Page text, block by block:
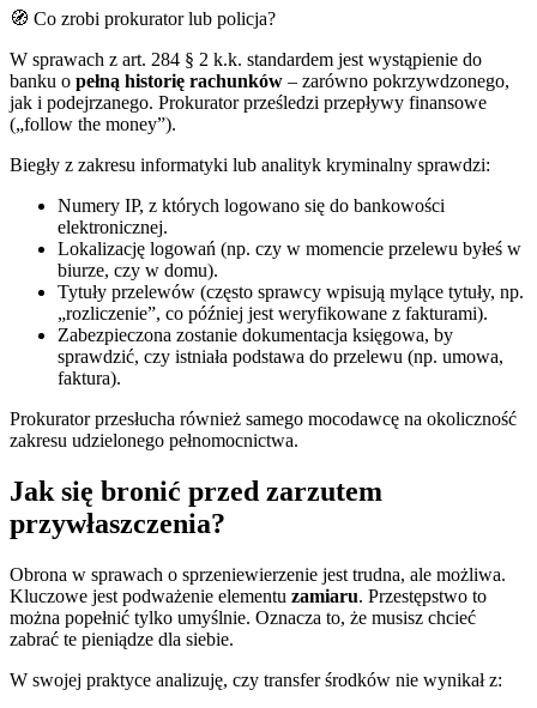
🧭 Co zrobi prokurator lub policja?
W sprawach z art. 284 § 2 k.k. standardem jest wystąpienie do
banku o pełną historię rachunków – zarówno pokrzywdzonego,
jak i podejrzanego. Prokurator prześledzi przepływy finansowe
(„follow the money”).
Biegły z zakresu informatyki lub analityk kryminalny sprawdzi:
Numery IP, z których logowano się do bankowości
elektronicznej.
Lokalizację logowań (np. czy w momencie przelewu byłeś w
biurze, czy w domu).
Tytuły przelewów (często sprawcy wpisują mylące tytuły, np.
„rozliczenie”, co później jest weryfikowane z fakturami).
Zabezpieczona zostanie dokumentacja księgowa, by
sprawdzić, czy istniała podstawa do przelewu (np. umowa,
faktura).
Prokurator przesłucha również samego mocodawcę na okoliczność
zakresu udzielonego pełnomocnictwa.
Jak się bronić przed zarzutem
przywłaszczenia?
Obrona w sprawach o sprzeniewierzenie jest trudna, ale możliwa.
Kluczowe jest podważenie elementu zamiaru. Przestępstwo to
można popełnić tylko umyślnie. Oznacza to, że musisz chcieć
zabrać te pieniądze dla siebie.
W swojej praktyce analizuję, czy transfer środków nie wynikał z: